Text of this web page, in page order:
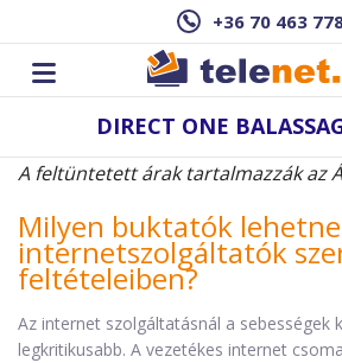
+36 70 463
DIRECT ONE
A feltüntetett árak tartalmazzák az
Milyen buktatók
internetszolgáltatók
feltételeiben?
Az internet szolgáltatásnál a sebességek
legkritikusabb. A vezetékes internet